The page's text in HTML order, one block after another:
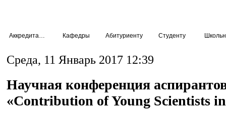
Кафедры Абитуриенту Студенту
Среда, 11 Январь 2017 12:39
Научная конференция
«Contribution of Young Scientists